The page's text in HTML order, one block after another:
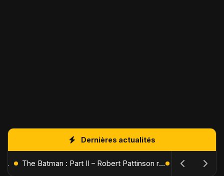
Dernières actualités
L'Âge de Glace : Le Réveil du Volcan – Manny, Sid et Diego de retour pour une aventure explosive The Batman : Part II – Robert Pattinson replonge dans les ténèbres de Gotham dès octobre 2027